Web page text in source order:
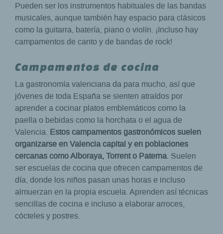
Pueden ser los instrumentos habituales de las bandas
musicales, aunque también hay espacio para clásicos
como la guitarra, batería, piano o violín. ¡Incluso hay
campamentos de canto y de bandas de rock!
Campamentos de cocina
La gastronomía valenciana da para mucho, así que
jóvenes de toda España se sienten atraídos por
aprender a cocinar platos emblemáticos como la
paella o bebidas como la horchata o el agua de
Valencia. Estos campamentos gastronómicos suelen
organizarse en Valencia capital y en poblaciones
cercanas como Alboraya, Torrent o Paterna. Suelen
ser escuelas de cocina que ofrecen campamentos de
día, donde los niños pasan unas horas e incluso
almuerzan en la propia escuela. Aprenden así técnicas
sencillas de cocina e incluso a elaborar arroces,
cócteles y postres.